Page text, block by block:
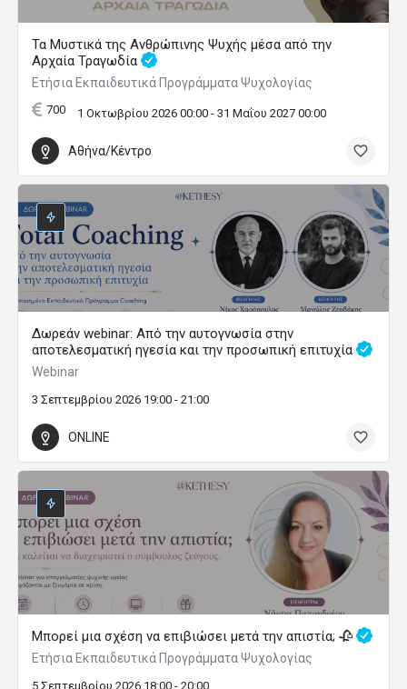
Τα Μυστικά της Ανθρώπινης Ψυχής μέσα από την
Αρχαία Τραγωδία
Ετήσια Εκπαιδευτικά Προγράμματα Ψυχολογίας
700 1 Οκτωβρίου 2026 00:00 - 31 Μαΐου 2027 00:00
Αθήνα/Κέντρο
Δωρεάν webinar: Από την αυτογνωσία στην
αποτελεσματική ηγεσία και την προσωπική επιτυχία
Webinar
3 Σεπτεμβρίου 2026 19:00 - 21:00
ONLINE
Μπορεί μια σχέση να επιβιώσει μετά την απιστία; 🥀
Ετήσια Εκπαιδευτικά Προγράμματα Ψυχολογίας
5 Σεπτεμβρίου 2026 18:00 - 20:00